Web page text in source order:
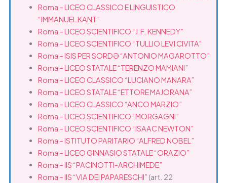
Roma – LICEO CLASSICO E LINGUISTICO
“IMMANUEL KANT”
Roma – LICEO SCIENTIFICO “J.F. KENNEDY”
Roma – LICEO SCIENTIFICO “TULLIO LEVI CIVITA”
Roma – ISIS PER SORDƏ “ANTONIO MAGAROTTO”
Roma – LICEO STATALE “TERENZO MAMIANI”
Roma – LICEO CLASSICO “LUCIANO MANARA”
Roma – LICEO STATALE “ETTORE MAJORANA”
Roma – LICEO CLASSICO “ANCO MARZIO”
Roma – LICEO SCIENTIFICO “MORGAGNI”
Roma – LICEO SCIENTIFICO “ISAAC NEWTON”
Roma – ISTITUTO PARITARIO “ALFRED NOBEL”
Roma – LICEO GINNASIO STATALE “ORAZIO”
Roma – IIS “PACINOTTI-ARCHIMEDE”
Roma – IIS “VIA DEI PAPARESCHI” (art. 22